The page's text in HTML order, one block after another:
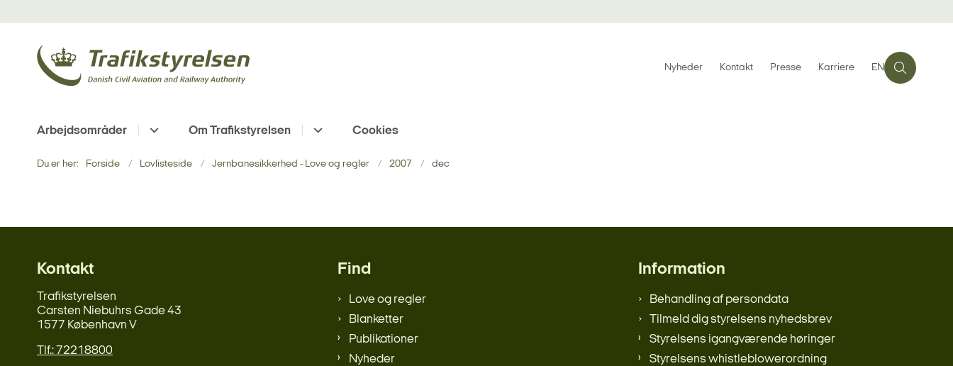
Nyheder Kontakt Presse Karriere EN
Arbejdsområder Om Trafikstyrelsen Cookies
Du er her: Forside Lovlisteside Jernbanesikkerhed - Love og regler 2007 dec
Kontakt
Trafikstyrelsen
Carsten Niebuhrs Gade 43
1577 København V
Tlf.: 72218800
Find
Love og regler
Blanketter
Publikationer
Nyheder
Information
Behandling af persondata
Tilmeld dig styrelsens nyhedsbrev
Styrelsens igangværende høringer
Styrelsens whistleblowerordning